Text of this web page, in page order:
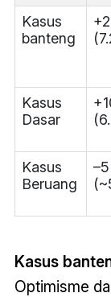
Kasus
banteng
Kasus
Dasar
Kasus
Beruang
Kasus
Optimisme